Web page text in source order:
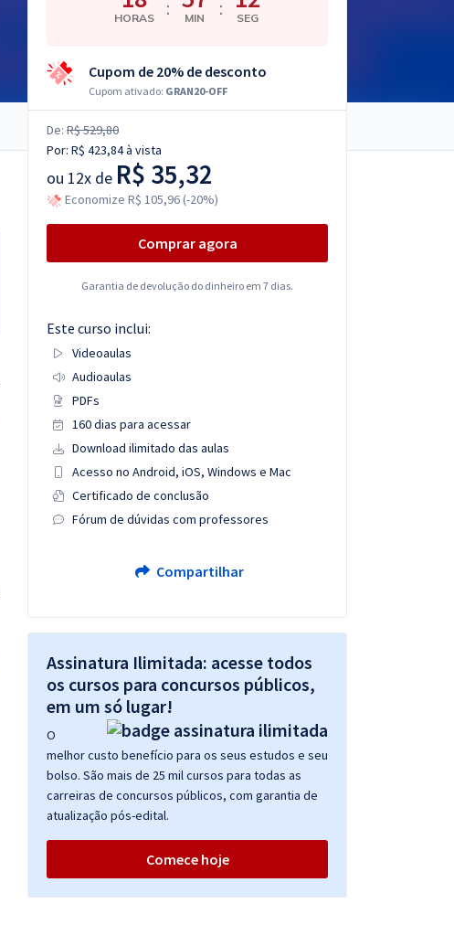
HORAS : MIN : SEG
Cupom de 20% de desconto
Cupom ativado: GRAN20-OFF
De: R$ 529,80
Por: R$ 423,84à vista
ou 12x de R$ 35,32
Economize R$ 105,96 (-20%)
Comprar agora
Garantia de devolução do dinheiro em 7 dias.
Este curso inclui:
Videoaulas
Audioaulas
PDFs
160 dias para acessar
Download ilimitado das aulas
Acesso no Android, iOS, Windows e Mac
Certificado de conclusão
Fórum de dúvidas com professores
Compartilhar
Assinatura Ilimitada: acesse todos
os cursos para concursos públicos,
em um só lugar!
O
melhor custo benefício para os seus estudos e seu
bolso. São mais de 25 mil cursos para todas as
carreiras de concursos públicos, com garantia de
atualização pós-edital.
Comece hoje